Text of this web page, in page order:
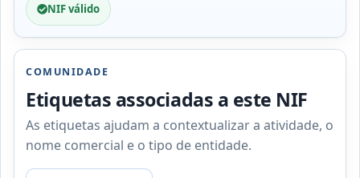
NIF válido
COMUNIDADE
Etiquetas associadas a este NIF
As etiquetas ajudam a contextualizar a atividade, o
nome comercial e o tipo de entidade.